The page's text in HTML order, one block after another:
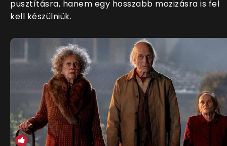
pusztításra, hanem egy hosszabb mozizásra is fel
kell készülniük.